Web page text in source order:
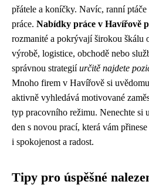
přátele a koníčky. Navíc, ranní
práce. Nabídky práce v Havířově
rozmanité a pokrývají širokou škálu
výrobě, logistice, obchodě nebo
správnou strategiíurčitě najdete
Mnoho firem v Havířově si
aktivně vyhledává motivované
typ pracovního režimu. Nenechte si
den s novou prací, která vám
i spokojenost a radost.
Tipy pro úspěšné